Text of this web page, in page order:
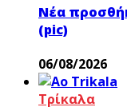
Νέα
(pic)
06/08/2026
Τρίκαλα